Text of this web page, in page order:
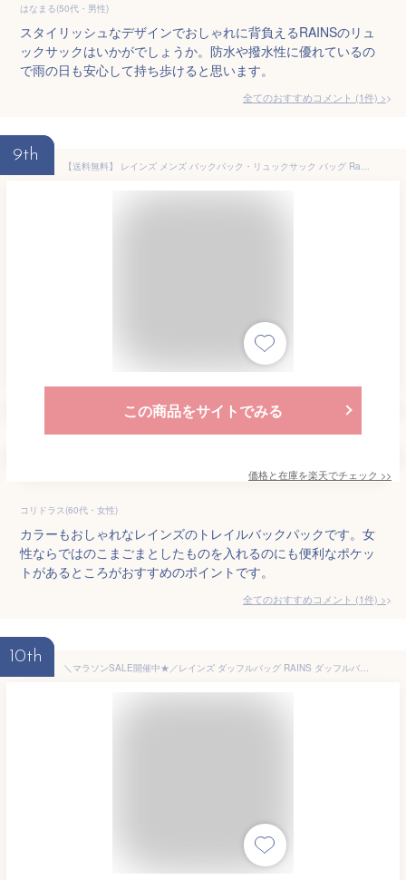
はなまる(50代・男性)
スタイリッシュなデザインでおしゃれに背負えるRAINSのリュ
ックサックはいかがでしょうか。防水や撥水性に優れているの
で雨の日も安心して持ち歩けると思います。
全てのおすすめコメント (1件) >
9th
【送料無料】 レインズ メンズ バックパック・リュックサック バッグ Rains Trail Rucksack Green
この商品をサイトでみる
価格と在庫を楽天でチェック >>
コリドラス(60代・女性)
カラーもおしゃれなレインズのトレイルバックパックです。女
性ならではのこまごまとしたものを入れるのにも便利なポケッ
トがあるところがおすすめのポイントです。
全てのおすすめコメント (1件) >
10th
＼マラソンSALE開催中★／レインズ ダッフルバッグ RAINS ダッフルバッグ スモール メンズ レディース ブラック 黒 イエロー ブラウン DUFFEL BAG SMALL 13360 ユニセックス 34L カバン リュックサック バックパック ブランド シンプル 旅行 アウトドア ロゴ